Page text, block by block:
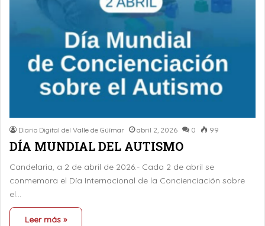
Diario Digital del Valle de Güímar abril 2, 2026 0 99
DÍA MUNDIAL DEL AUTISMO
Candelaria, a 2 de abril de 2026.- Cada 2 de abril se
conmemora el Día Internacional de la Concienciación sobre
el…
Leer más »